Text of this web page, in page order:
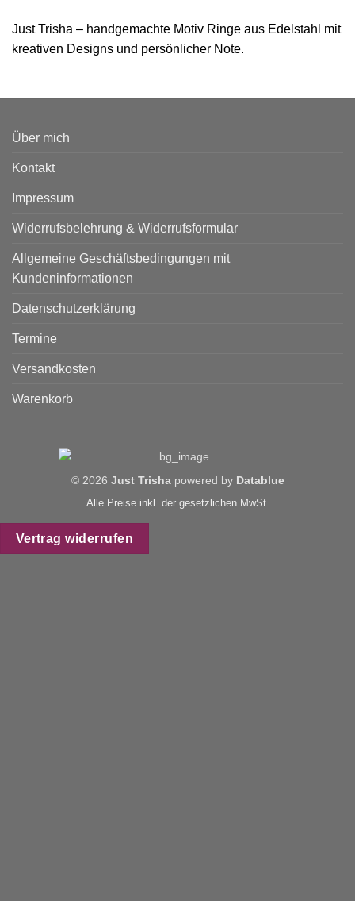
Just Trisha – handgemachte Motiv Ringe aus Edelstahl mit
kreativen Designs und persönlicher Note.
Über mich
Kontakt
Impressum
Widerrufsbelehrung & Widerrufsformular
Allgemeine Geschäftsbedingungen mit
Kundeninformationen
Datenschutzerklärung
Termine
Versandkosten
Warenkorb
© 2026 Just Trishapowered by Datablue
Alle Preise inkl. der gesetzlichen MwSt.
Vertrag widerrufen